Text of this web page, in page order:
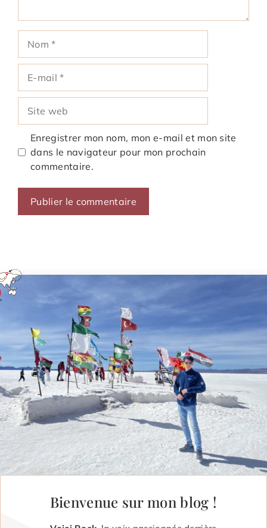
mail
web
Enregistrer mon nom, mon e-mail et mon site
dans le navigateur pour mon prochain
commentaire.
Bienvenue sur mon blog !